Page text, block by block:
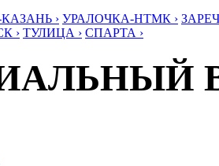
› УРАЛОЧКА-НТМК ›
› ТУЛИЦА › СПАРТА ›